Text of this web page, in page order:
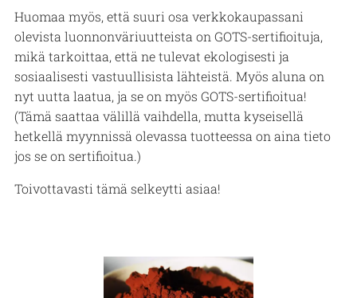
Huomaa myös, että suuri osa verkkokaupassani
olevista luonnonväriuutteista on GOTS-sertifioituja,
mikä tarkoittaa, että ne tulevat ekologisesti ja
sosiaalisesti vastuullisista lähteistä. Myös aluna on
nyt uutta laatua, ja se on myös GOTS-sertifioitua!
(Tämä saattaa välillä vaihdella, mutta kyseisellä
hetkellä myynnissä olevassa tuotteessa on aina tieto
jos se on sertifioitua.)
Toivottavasti tämä selkeytti asiaa!